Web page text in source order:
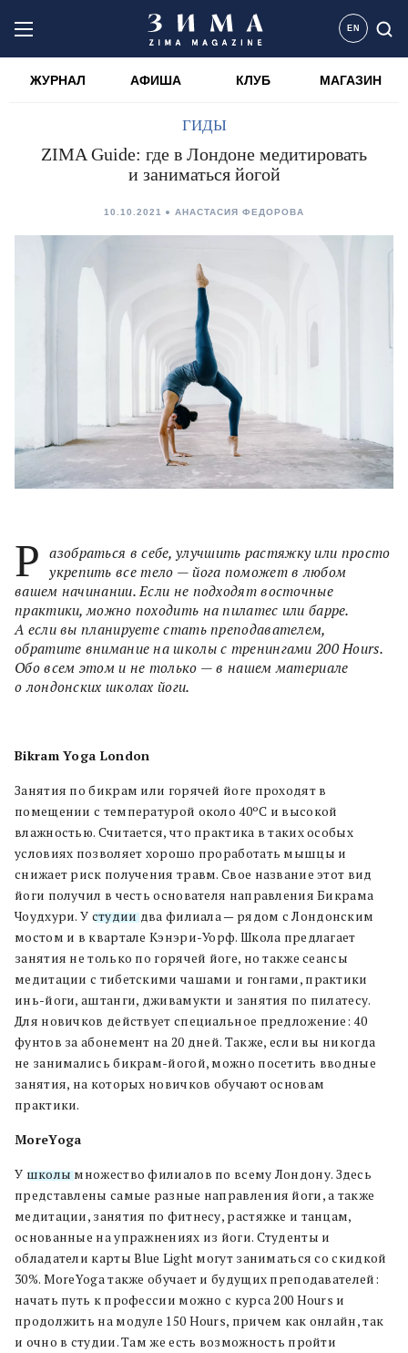
EN
ЖУРНАЛ АФИША КЛУБ МАГАЗИН
ГИДЫ
ZIMA Guide: где в Лондоне медитировать
и заниматься йогой
10.10.2021 АНАСТАСИЯ ФЕДОРОВА
Р
азобраться в себе, улучшить растяжку или просто
укрепить все тело — йога поможет в любом
вашем начинании. Если не подходят восточные
практики, можно походить на пилатес или барре.
А если вы планируете стать преподавателем,
обратите внимание на школы с тренингами 200 Hours.
Обо всем этом и не только — в нашем материале
о лондонских школах йоги.
Bikram Yoga London
Занятия по бикрам или горячей йоге проходят в
помещении с температурой около 40ºС и высокой
влажностью. Считается, что практика в таких особых
условиях позволяет хорошо проработать мышцы и
снижает риск получения травм. Свое название этот вид
йоги получил в честь основателя направления Бикрама
Чоудхури. У студиидва филиала — рядом с Лондонским
мостом и в квартале Кэнэри-Уорф. Школа предлагает
занятия не только по горячей йоге, но также сеансы
медитации с тибетскими чашами и гонгами, практики
инь-йоги, аштанги, дживамукти и занятия по пилатесу.
Для новичков действует специальное предложение: 40
фунтов за абонемент на 20 дней. Также, если вы никогда
не занимались бикрам-йогой, можно посетить вводные
занятия, на которых новичков обучают основам
практики.
MoreYoga
У школымножество филиалов по всему Лондону. Здесь
представлены самые разные направления йоги, а также
медитации, занятия по фитнесу, растяжке и танцам,
основанные на упражнениях из йоги. Студенты и
обладатели карты Blue Light могут заниматься со скидкой
30%. MoreYoga также обучает и будущих преподавателей:
начать путь к профессии можно с курса 200 Hours и
продолжить на модуле 150 Hours, причем как онлайн, так
и очно в студии. Там же есть возможность пройти